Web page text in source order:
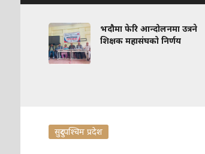
भदौमा फेरि आन्दोलनमा उत्रने
शिक्षक महासंघको निर्णय
सुदुरपश्चिम प्रदेश